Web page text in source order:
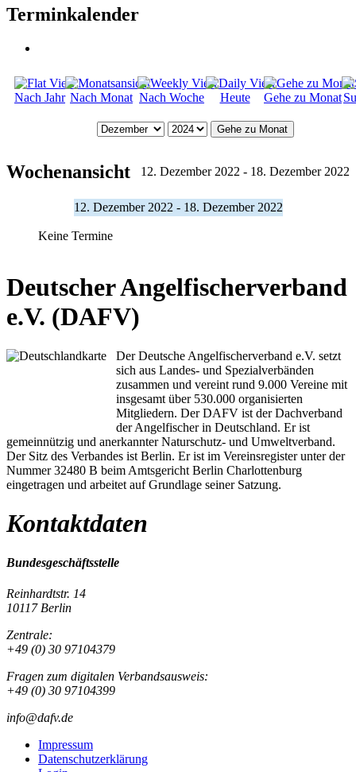
Terminkalender
Nach Jahr Nach Monat Nach Woche Heute Gehe zu Monat
Gehe zu Monat
Wochenansicht 12. Dezember 2022 - 18. Dezember 2022
12. Dezember 2022 - 18. Dezember 2022
Keine Termine
Deutscher Angelfischerverband
e.V. (DAFV)
Der Deutsche Angelfischerverband e.V. setzt
sich aus Landes- und Spezialverbänden
zusammen und vereint rund 9.000 Vereine mit
insgesamt über 530.000 organisierten
Mitgliedern. Der DAFV ist der Dachverband
der Angelfischer in Deutschland. Er ist
gemeinnützig und anerkannter Naturschutz- und Umweltverband.
Der Sitz des Verbandes ist Berlin. Er ist im Vereinsregister unter der
Nummer 32480 B beim Amtsgericht Berlin Charlottenburg
eingetragen und arbeitet auf Grundlage seiner Satzung.
Kontaktdaten
Bundesgeschäftsstelle
Reinhardtstr. 14
10117 Berlin
Zentrale:
+49 (0) 30 97104379
Fragen zum digitalen Verbandsausweis:
+49 (0) 30 97104399
info@dafv.de
Impressum
Datenschutzerklärung